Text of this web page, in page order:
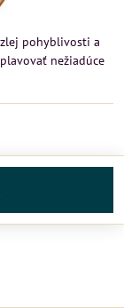
pohyblivosti a
nežiadúce